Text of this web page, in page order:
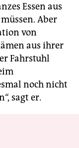
Essen aus
Aber
von
aus ihrer
Fahrstuhl
noch nicht
sagt er.